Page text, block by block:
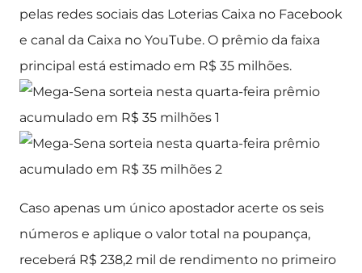
pelas redes sociais das Loterias Caixa no Facebook
e canal da Caixa no YouTube. O prêmio da faixa
principal está estimado em R$ 35 milhões.
Caso apenas um único apostador acerte os seis
números e aplique o valor total na poupança,
receberá R$ 238,2 mil de rendimento no primeiro